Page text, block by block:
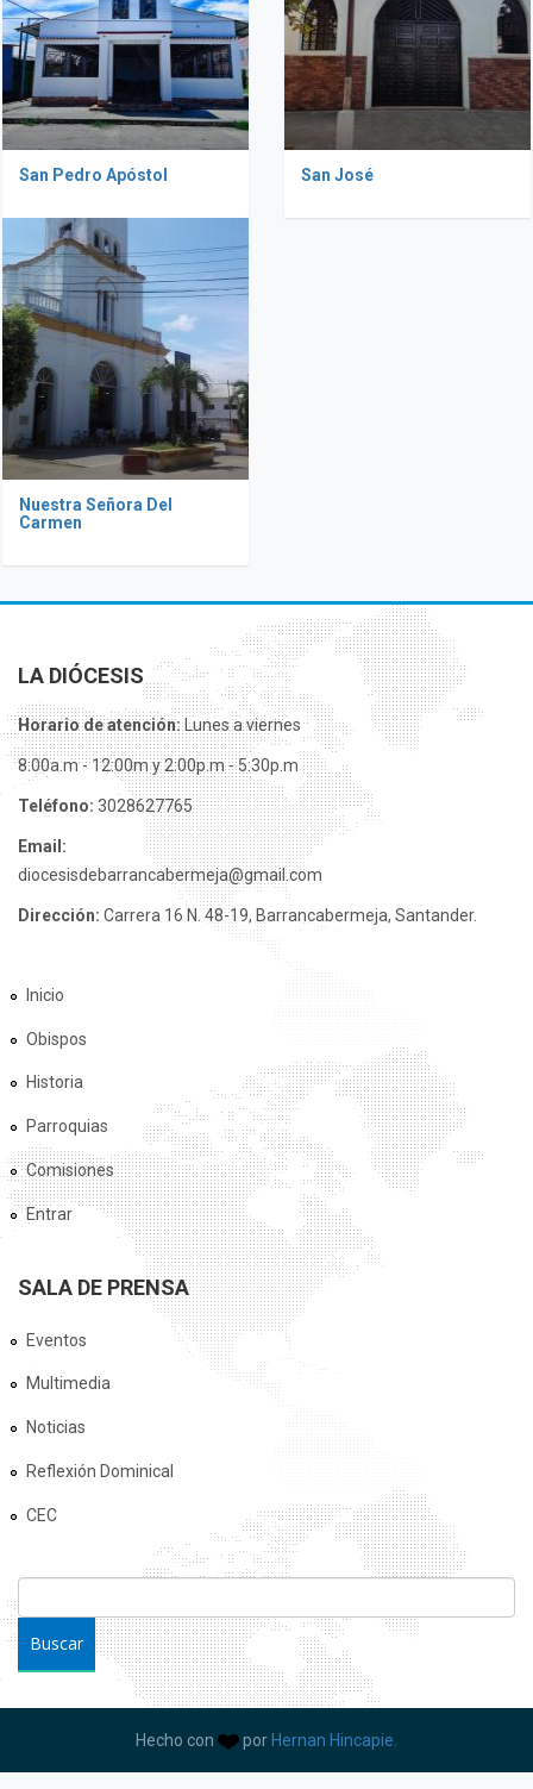
San Pedro Apóstol San José
Nuestra Señora Del
Carmen
LA DIÓCESIS
Horario de atención:Lunes a viernes
8:00a.m - 12:00m y 2:00p.m - 5:30p.m
Teléfono: 3028627765
Email:
diocesisdebarrancabermeja@gmail.com
Dirección: Carrera 16 N. 48-19, Barrancabermeja, Santander.
Inicio
Obispos
Historia
Parroquias
Comisiones
Entrar
SALA DE PRENSA
Eventos
Multimedia
Noticias
Reflexión Dominical
CEC
FORMULARIO DE BÚSQUEDA
Hecho con por Hernan Hincapie.